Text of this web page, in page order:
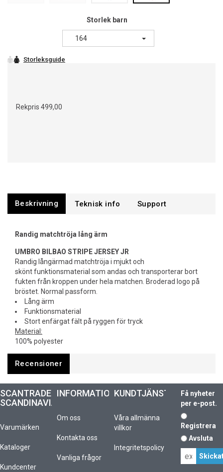
Storlek barn
164
Rekpris 499,00
Beskrivning Support
Randig matchtröja lång ärm
UMBRO BILBAO STRIPE JERSEY JR
Randig långärmad matchtröja i mjukt och
skönt funktionsmaterial som andas och transporterar bort
fukten från kroppen under hela matchen. Broderad logo på
bröstet. Normal passform.
Lång ärm
Funktionsmaterial
Stort enfärgat fält på ryggen för tryck
Material:
100% polyester
Recensioner
SCANTRADE
SCANDINAVIA
Varumärken
Kataloger
Kundcenter
INFORMATION
Om oss
Kontakta oss
Vanliga frågor
KUNDTJÄNST
Våra allmänna
villkor
Integritetspolicy
Få nyheter
per e-post.
Registrera
Avsluta